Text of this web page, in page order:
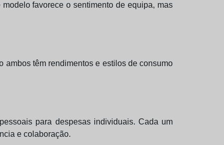
favorece o sentimento de equipa, mas
ambos têm rendimentos e estilos de consumo
para despesas individuais. Cada um
e colaboração.